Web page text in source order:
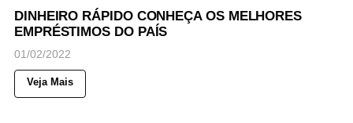
DINHEIRO RÁPIDO CONHEÇA OS MELHORES
EMPRÉSTIMOS DO PAÍS
01/02/2022
Veja Mais